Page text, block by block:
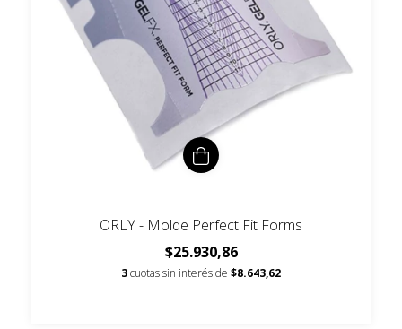
ORLY - Molde Perfect Fit Forms
$25.930,86
3cuotas sin interés de $8.643,62